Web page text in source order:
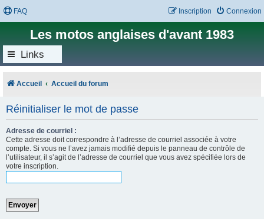
FAQ Connexion
Inscription
Les motos anglaises d'avant 1983
Links
Accueil Accueil du forum
Réinitialiser le mot de passe
Adresse de courriel :
Cette adresse doit correspondre à l’adresse de courriel associée à votre
compte. Si vous ne l’avez jamais modifié depuis le panneau de contrôle de
l’utilisateur, il s’agit de l’adresse de courriel que vous avez spécifiée lors de
votre inscription.